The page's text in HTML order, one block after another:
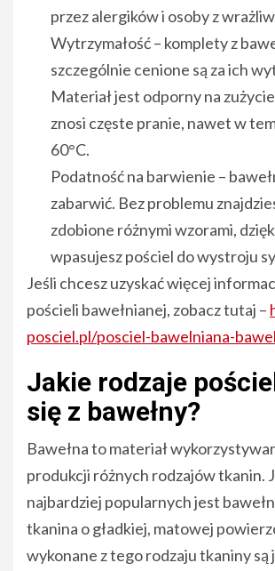
przez alergików i osoby z
Wytrzymałość – komplety z
szczególnie cenione są za ich
Materiał jest odporny na
znosi częste pranie, nawet w
60°C.
Podatność na barwienie –
zabarwić. Bez problemu
zdobione różnymi wzorami,
wpasujesz pościel do wystroju
Jeśli chcesz uzyskać więcej
pościeli bawełnianej, zobacz tutaj –
posciel.pl/posciel-bawelniana-
Jakie rodzaje
się z bawełny?
Bawełna to materiał
produkcji różnych rodzajów tkanin.
najbardziej popularnych jest
tkanina o gładkiej, matowej
wykonane z tego rodzaju tkaniny są